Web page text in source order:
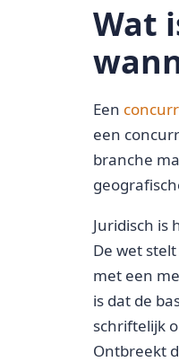
Wat
Een
een
branche
Juridisch is
De wet
met een
is dat de
schriftelijk
Ontbreekt